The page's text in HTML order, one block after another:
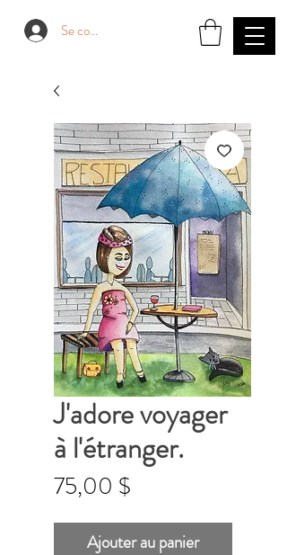
Se connecter
J'adore voyager
à l'étranger.
75,00 $
Ajouter au panier